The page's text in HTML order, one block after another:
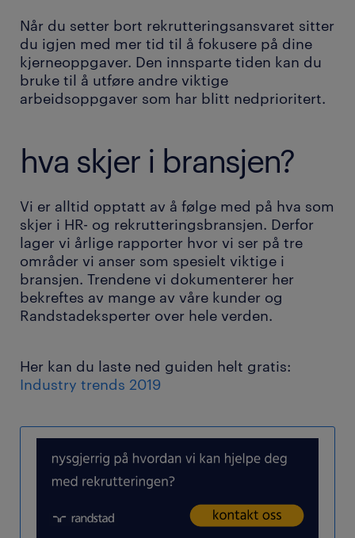
Når du setter bort rekrutteringsansvaret sitter
du igjen med mer tid til å fokusere på dine
kjerneoppgaver. Den innsparte tiden kan du
bruke til å utføre andre viktige
arbeidsoppgaver som har blitt nedprioritert.
hva skjer i bransjen?
Vi er alltid opptatt av å følge med på hva som
skjer i HR- og rekrutteringsbransjen. Derfor
lager vi årlige rapporter hvor vi ser på tre
områder vi anser som spesielt viktige i
bransjen. Trendene vi dokumenterer her
bekreftes av mange av våre kunder og
Randstadeksperter over hele verden.
Her kan du laste ned guiden helt gratis:
Industry trends 2019